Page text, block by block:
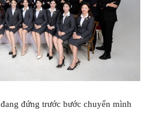
đang đứng trước bước chuyển mình